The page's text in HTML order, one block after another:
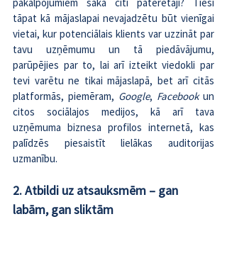
pakalpojumiem saka citi patērētāji? Tieši
tāpat kā mājaslapai nevajadzētu būt vienīgai
vietai, kur potenciālais klients var uzzināt par
tavu uzņēmumu un tā piedāvājumu,
parūpējies par to, lai arī izteikt viedokli par
tevi varētu ne tikai mājaslapā, bet arī citās
platformās, piemēram, Google, Facebook un
citos sociālajos medijos, kā arī tava
uzņēmuma biznesa profilos internetā, kas
palīdzēs piesaistīt lielākas auditorijas
uzmanību.
2. Atbildi uz atsauksmēm – gan
labām, gan sliktām